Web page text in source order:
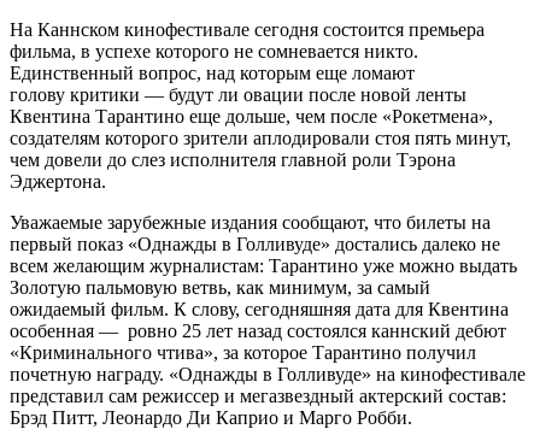
На Каннском кинофестивале сегодня состоится премьера
фильма, в успехе которого не сомневается никто.
Единственный вопрос, над которым еще ломают
голову критики — будут ли овации после новой ленты
Квентина Тарантино еще дольше, чем после «Рокетмена»,
создателям которого зрители аплодировали стоя пять минут,
чем довели до слез исполнителя главной роли Тэрона
Эджертона.
Уважаемые зарубежные издания сообщают, что билеты на
первый показ «Однажды в Голливуде» достались далеко не
всем желающим журналистам: Тарантино уже можно выдать
Золотую пальмовую ветвь, как минимум, за самый
ожидаемый фильм. К слову, сегодняшняя дата для Квентина
особенная — ровно 25 лет назад состоялся каннский дебют
«Криминального чтива», за которое Тарантино получил
почетную награду. «Однажды в Голливуде» на кинофестивале
представил сам режиссер и мегазвездный актерский состав:
Брэд Питт, Леонардо Ди Каприо и Марго Робби.